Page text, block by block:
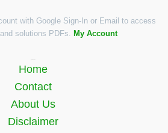
with Google Sign-In or Email to access
solutions PDFs.
My Account
Home
Contact
About Us
Disclaimer